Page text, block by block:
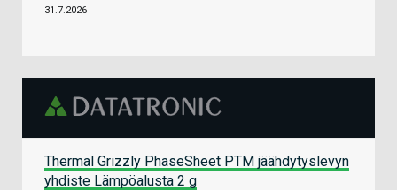
31.7.2026
Thermal Grizzly PhaseSheet PTM jäähdytyslevyn
yhdiste Lämpöalusta 2 g